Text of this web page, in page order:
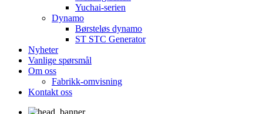
Yuchai-serien
Dynamo
Børsteløs dynamo
ST STC Generator
Nyheter
Vanlige spørsmål
Om oss
Fabrikk-omvisning
Kontakt oss